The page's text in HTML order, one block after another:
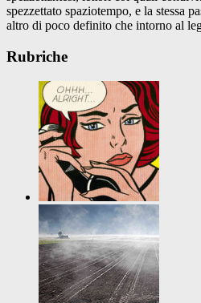
spezzettato spaziotempo, e la stessa
altro di poco definito che intorno al
Rubriche